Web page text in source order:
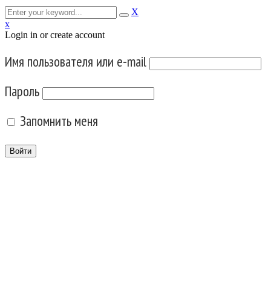
X
x
Login in or create account
Имя пользователя или e-mail
Пароль
Запомнить меня